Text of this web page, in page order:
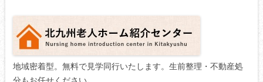
地域密着型。無料で見学同行いたします。生前整理・不動産処